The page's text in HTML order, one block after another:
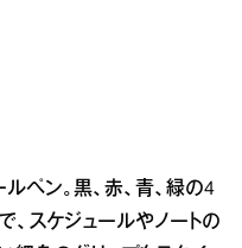
ペン。黒、赤、青、緑の4
スケジュールやノートの